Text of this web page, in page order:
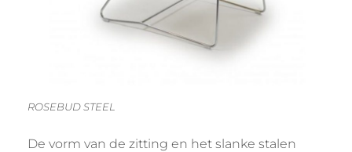
ROSEBUD STEEL
De vorm van de zitting en het slanke stalen